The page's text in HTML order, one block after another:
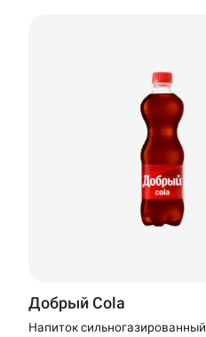
Добрый Cola
Напиток сильногазированный